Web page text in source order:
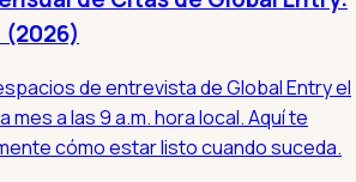
(2026)
de entrevista de Global Entry el
mes a las 9 a.m. hora local. Aquí te
cómo estar listo cuando suceda.